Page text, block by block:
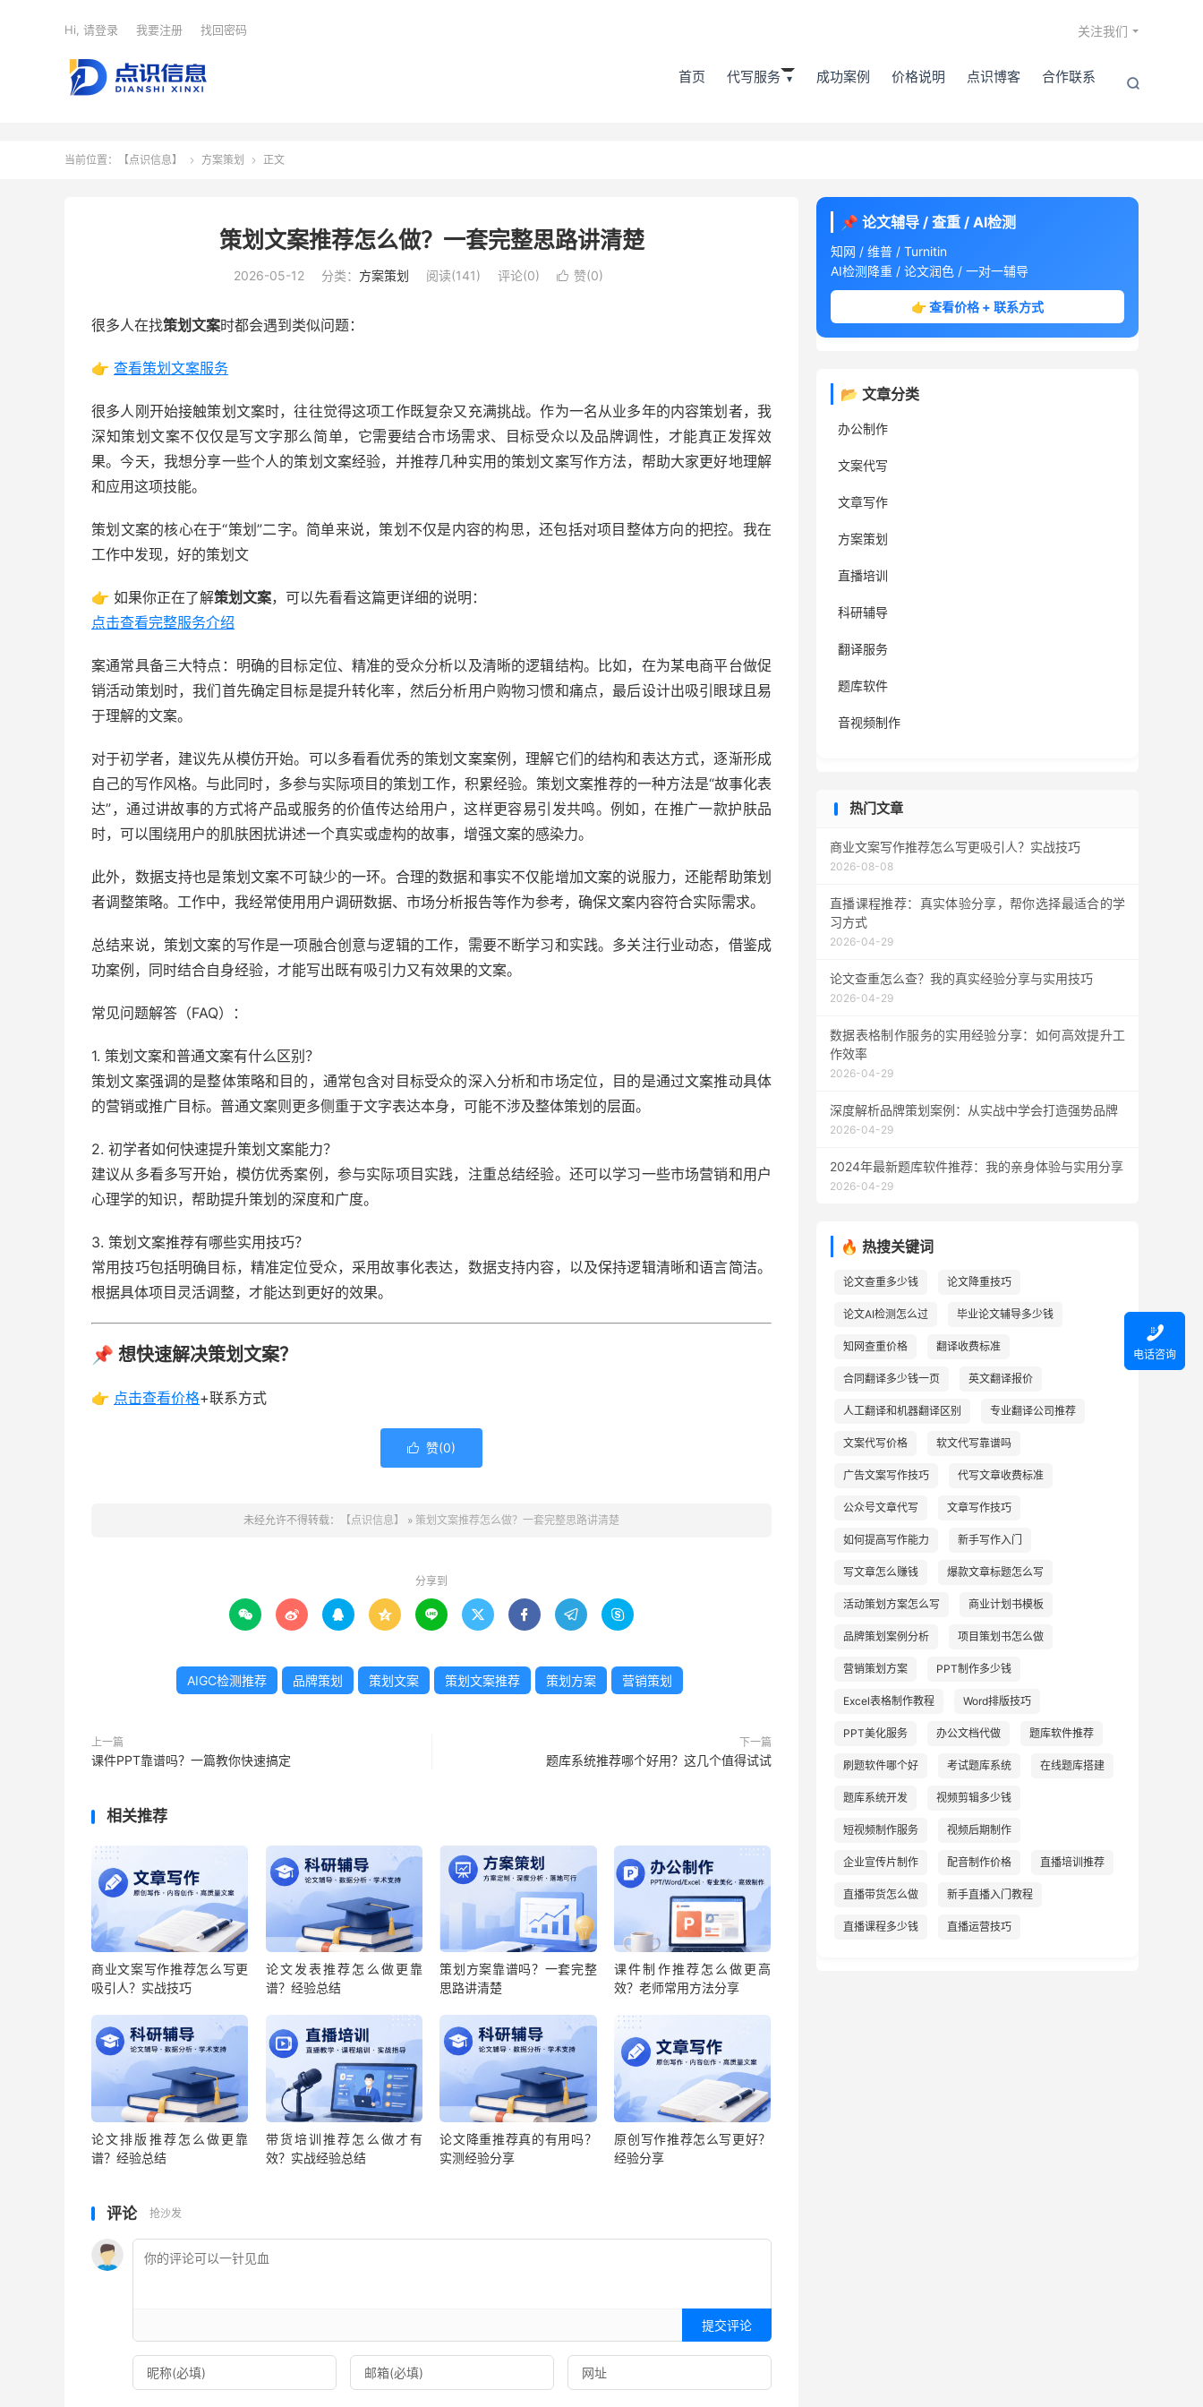
首页 代写服务 成功案例 价格说明 点识博客 合作联系 
关注我们
Hi, 请登录 我要注册 找回密码
当前位置： 【点识信息】  方案策划  正文
策划文案推荐怎么做？一套完整思路讲清楚
2026-05-12 分类： 方案策划 阅读(141) 评论(0)  赞(0)
很多人在找策划文案时都会遇到类似问题：
👉 查看策划文案服务
很多人刚开始接触策划文案时，往往觉得这项工作既复杂又充满挑战。作为一名从业多年的内容策划者，我
深知策划文案不仅仅是写文字那么简单，它需要结合市场需求、目标受众以及品牌调性，才能真正发挥效
果。今天，我想分享一些个人的策划文案经验，并推荐几种实用的策划文案写作方法，帮助大家更好地理解
和应用这项技能。
策划文案的核心在于“策划”二字。简单来说，策划不仅是内容的构思，还包括对项目整体方向的把控。我在
工作中发现，好的策划文
👉 如果你正在了解策划文案，可以先看看这篇更详细的说明：
点击查看完整服务介绍
案通常具备三大特点：明确的目标定位、精准的受众分析以及清晰的逻辑结构。比如，在为某电商平台做促
销活动策划时，我们首先确定目标是提升转化率，然后分析用户购物习惯和痛点，最后设计出吸引眼球且易
于理解的文案。
对于初学者，建议先从模仿开始。可以多看看优秀的策划文案案例，理解它们的结构和表达方式，逐渐形成
自己的写作风格。与此同时，多参与实际项目的策划工作，积累经验。策划文案推荐的一种方法是“故事化表
达”，通过讲故事的方式将产品或服务的价值传达给用户，这样更容易引发共鸣。例如，在推广一款护肤品
时，可以围绕用户的肌肤困扰讲述一个真实或虚构的故事，增强文案的感染力。
此外，数据支持也是策划文案不可缺少的一环。合理的数据和事实不仅能增加文案的说服力，还能帮助策划
者调整策略。工作中，我经常使用用户调研数据、市场分析报告等作为参考，确保文案内容符合实际需求。
总结来说，策划文案的写作是一项融合创意与逻辑的工作，需要不断学习和实践。多关注行业动态，借鉴成
功案例，同时结合自身经验，才能写出既有吸引力又有效果的文案。
常见问题解答（FAQ）：
1. 策划文案和普通文案有什么区别？
策划文案强调的是整体策略和目的，通常包含对目标受众的深入分析和市场定位，目的是通过文案推动具体
的营销或推广目标。普通文案则更多侧重于文字表达本身，可能不涉及整体策划的层面。
2. 初学者如何快速提升策划文案能力？
建议从多看多写开始，模仿优秀案例，参与实际项目实践，注重总结经验。还可以学习一些市场营销和用户
心理学的知识，帮助提升策划的深度和广度。
3. 策划文案推荐有哪些实用技巧？
常用技巧包括明确目标，精准定位受众，采用故事化表达，数据支持内容，以及保持逻辑清晰和语言简洁。
根据具体项目灵活调整，才能达到更好的效果。
📌 想快速解决策划文案？
👉 点击查看价格+联系方式
 赞(0)
未经允许不得转载： 【点识信息】 » 策划文案推荐怎么做？一套完整思路讲清楚
分享到
        
AIGC检测推荐 品牌策划 策划文案 策划文案推荐 策划方案 营销策划
上一篇
课件PPT靠谱吗？一篇教你快速搞定
下一篇
题库系统推荐哪个好用？这几个值得试试
相关推荐
商业文案写作推荐怎么写更
吸引人？实战技巧
论文发表推荐怎么做更靠
谱？经验总结
策划方案靠谱吗？一套完整
思路讲清楚
课件制作推荐怎么做更高
效？老师常用方法分享
论文排版推荐怎么做更靠
谱？经验总结
带货培训推荐怎么做才有
效？实战经验总结
论文降重推荐真的有用吗？
实测经验分享
原创写作推荐怎么写更好？
经验分享
评论 抢沙发
提交评论
📌 论文辅导 / 查重 / AI检测
知网 / 维普 / Turnitin
AI检测降重 / 论文润色 / 一对一辅导
👉 查看价格 + 联系方式
📂 文章分类
办公制作
文案代写
文章写作
方案策划
直播培训
科研辅导
翻译服务
题库软件
音视频制作
热门文章
商业文案写作推荐怎么写更吸引人？实战技巧
2026-08-08
直播课程推荐：真实体验分享，帮你选择最适合的学
习方式
2026-04-29
论文查重怎么查？我的真实经验分享与实用技巧
2026-04-29
数据表格制作服务的实用经验分享：如何高效提升工
作效率
2026-04-29
深度解析品牌策划案例：从实战中学会打造强势品牌
2026-04-29
2024年最新题库软件推荐：我的亲身体验与实用分享
2026-04-29
🔥 热搜关键词
论文查重多少钱 论文降重技巧
论文AI检测怎么过 毕业论文辅导多少钱
知网查重价格 翻译收费标准
合同翻译多少钱一页 英文翻译报价
人工翻译和机器翻译区别 专业翻译公司推荐
文案代写价格 软文代写靠谱吗
广告文案写作技巧 代写文章收费标准
公众号文章代写 文章写作技巧
如何提高写作能力 新手写作入门
写文章怎么赚钱 爆款文章标题怎么写
活动策划方案怎么写 商业计划书模板
品牌策划案例分析 项目策划书怎么做
营销策划方案 PPT制作多少钱
Excel表格制作教程 Word排版技巧
PPT美化服务 办公文档代做 题库软件推荐
刷题软件哪个好 考试题库系统 在线题库搭建
题库系统开发 视频剪辑多少钱
短视频制作服务 视频后期制作
企业宣传片制作 配音制作价格 直播培训推荐
直播带货怎么做 新手直播入门教程
直播课程多少钱 直播运营技巧

电话咨询